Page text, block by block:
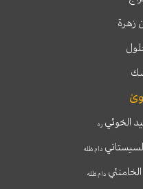
زهرة
الخوئيره
دام ظله
دام ظله